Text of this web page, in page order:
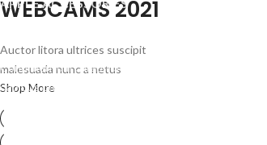
WEBCAMS 2021
Auctor litora ultrices suscipit
malesuada nunc a netus
Shop More
Condimentum curabitur vestibulum
dapibus porttitor adipiscing